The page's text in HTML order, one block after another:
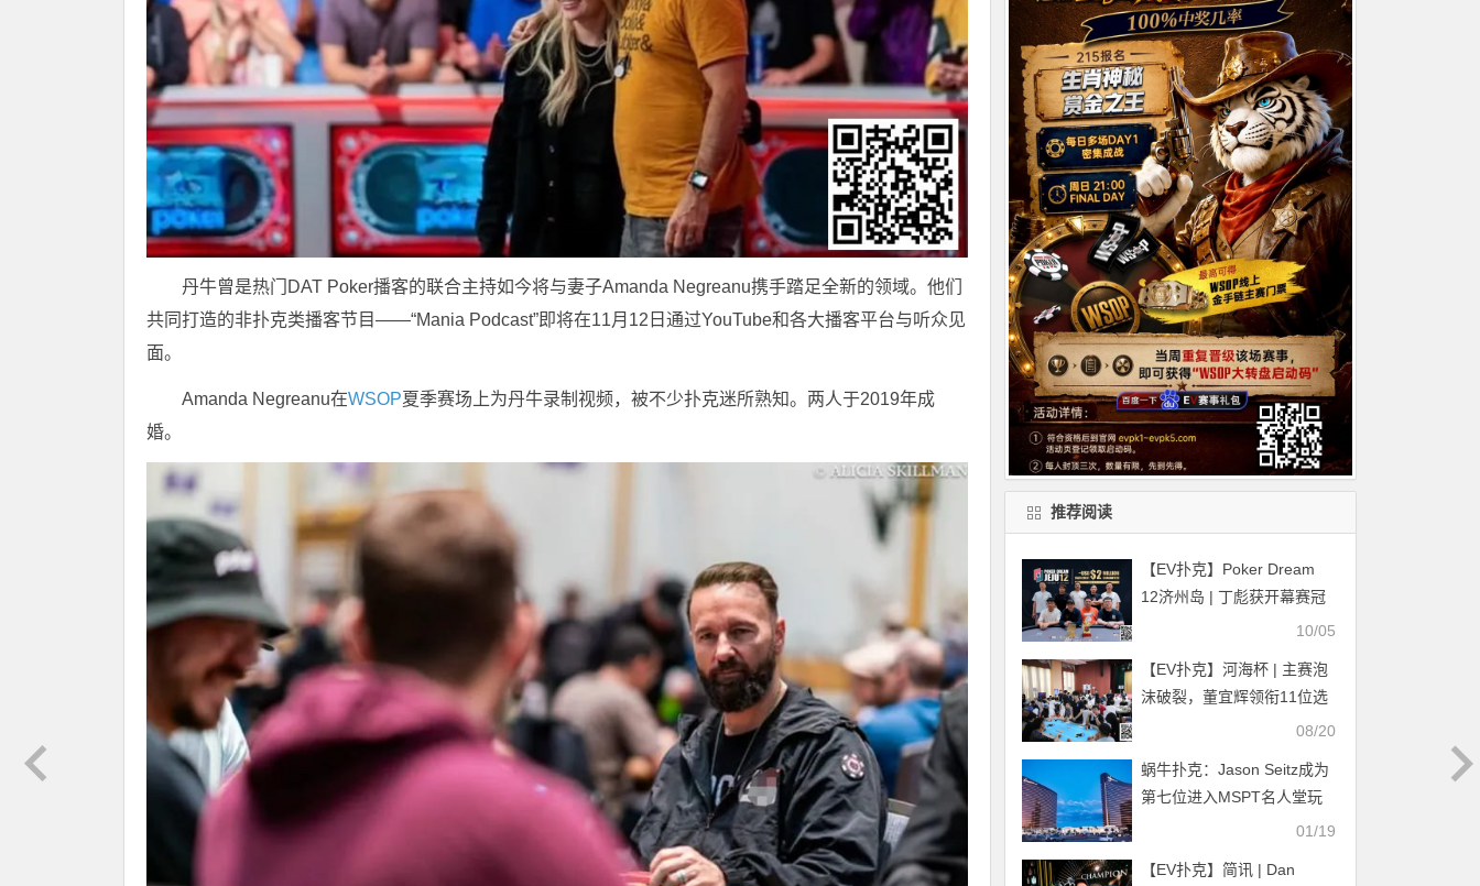
丹牛曾是热门DAT Poker播客的联合主持如今将与妻子Amanda Negreanu携手踏足全新的领域。他们
共同打造的非扑克类播客节目——“Mania Podcast”即将在11月12日通过YouTube和各大播客平台与听众见
面。
Amanda Negreanu在WSOP夏季赛场上为丹牛录制视频，被不少扑克迷所熟知。两人于2019年成
婚。
推荐阅读
【EV扑克】Poker Dream
12济州岛 | 丁彪获开幕赛冠
军，王栎鑫、杨崇贤、余磊
Day2
10/05
【EV扑克】河海杯 | 主赛泡
沫破裂，董宜辉领衔11位选
08/20
蜗牛扑克：Jason Seitz成为
第七位进入MSPT名人堂玩
01/19
【EV扑克】简讯 | Dan